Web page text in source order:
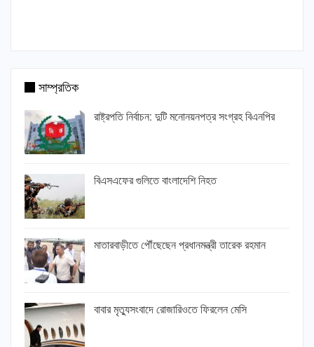
সাম্প্রতিক
রাষ্ট্রপতি নির্বাচন: দুটি মনোনয়নপত্র সংগ্রহ বিএনপির
বিএসএফের গুলিতে বাংলাদেশি নিহত
মাতারবাড়ীতে পৌঁছেছেন প্রধানমন্ত্রী তারেক রহমান
বাবার মৃত্যুসংবাদে রোজারিওতে ফিরলেন মেসি